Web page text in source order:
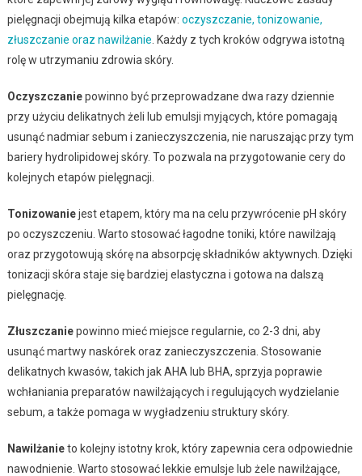
pielęgnacji obejmują kilka etapów: oczyszczanie, tonizowanie,
złuszczanie oraz nawilżanie . Każdy z tych kroków odgrywa istotną
rolę w utrzymaniu zdrowia skóry.
Oczyszczaniepowinno być przeprowadzane dwa razy dziennie
przy użyciu delikatnych żeli lub emulsji myjących, które pomagają
usunąć nadmiar sebum i zanieczyszczenia, nie naruszając przy tym
bariery hydrolipidowej skóry. To pozwala na przygotowanie cery do
kolejnych etapów pielęgnacji.
Tonizowaniejest etapem, który ma na celu przywrócenie pH skóry
po oczyszczeniu. Warto stosować łagodne toniki, które nawilżają
oraz przygotowują skórę na absorpcję składników aktywnych. Dzięki
tonizacji skóra staje się bardziej elastyczna i gotowa na dalszą
pielęgnację.
Złuszczaniepowinno mieć miejsce regularnie, co 2-3 dni, aby
usunąć martwy naskórek oraz zanieczyszczenia. Stosowanie
delikatnych kwasów, takich jak AHA lub BHA, sprzyja poprawie
wchłaniania preparatów nawilżających i regulujących wydzielanie
sebum, a także pomaga w wygładzeniu struktury skóry.
Nawilżanieto kolejny istotny krok, który zapewnia cera odpowiednie
nawodnienie. Warto stosować lekkie emulsje lub żele nawilżające,